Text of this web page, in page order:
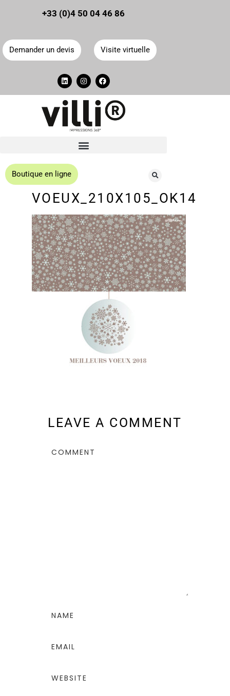
Panneau de gestion des cookies
+33 (0)4 50 04 46 86
Demander un devis Visite virtuelle
Boutique en ligne
VOEUX_210X105_OK14
LEAVE A COMMENT